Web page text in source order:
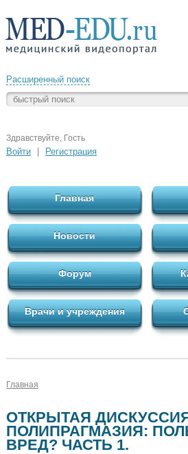
Расширенный поиск
Здравствуйте, Гость
Войти Регистрация
Главная
Новости
Форум
Врачи и учреждения
Главная
ОТКРЫТАЯ
ПОЛИПРАГМАЗИЯ:
ВРЕД? ЧАСТЬ 1.